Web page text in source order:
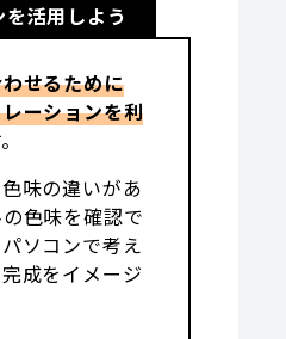
活用しよう
せるために
ーションを利
味の違いがあ
色味を確認で
ソコンで考え
成をイメージ